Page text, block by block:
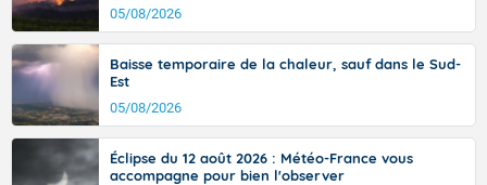
05/08/2026
Baisse temporaire de la chaleur, sauf dans le Sud-
Est
05/08/2026
Éclipse du 12 août 2026 : Météo-France vous
accompagne pour bien l'observer